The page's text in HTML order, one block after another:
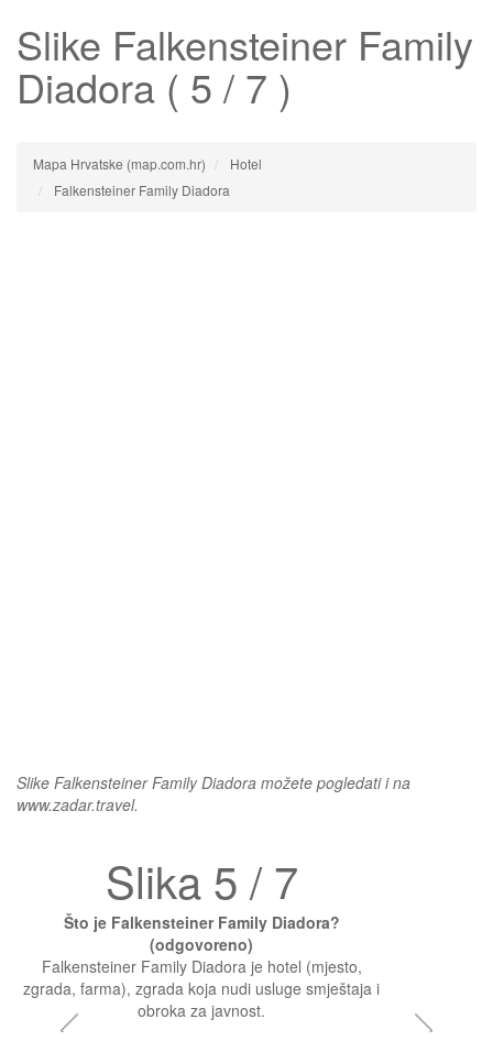
Slike Falkensteiner Family
Diadora ( 5 / 7 )
Mapa Hrvatske (map.com.hr)
Hotel
Falkensteiner Family Diadora
Slike Falkensteiner Family Diadora možete pogledati i na
www.zadar.travel.
Slika 5 / 7
Što je Falkensteiner Family Diadora?
(odgovoreno)
Falkensteiner Family Diadora je hotel (mjesto,
zgrada, farma), zgrada koja nudi usluge smještaja i
obroka za javnost.